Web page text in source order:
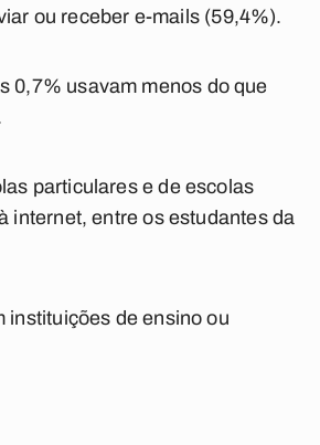
ou receber e-mails (59,4%).
0,7% usavam menos do que
particulares e de escolas
internet, entre os estudantes da
instituições de ensino ou